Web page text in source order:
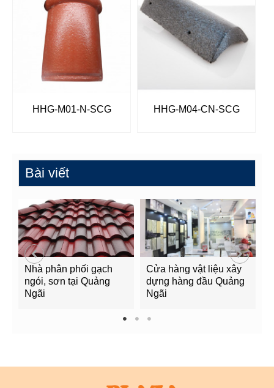
HHG-M01-N-SCG HHG-M04-CN-SCG
Bài viết
Nhà phân phối gạch
ngói, sơn tại Quảng
Ngãi
Cửa hàng vật liệu xây
dựng hàng đầu Quảng
Ngãi
1 2 3